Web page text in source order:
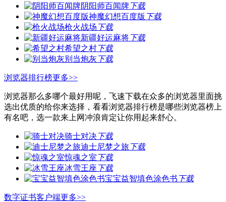
阴阳师百闻牌下载
神魔幻想百度版 下载
枪火战场 下载
新疆好运麻将下载
希望之村下载
别当炮灰 下载
浏览器排行榜更多>>
浏览器那么多哪个最好用呢，飞速下载在众多的浏览器里面挑
选出优质的给你来选择，看看浏览器排行榜是哪些浏览器榜上
有名吧，选一款来上网冲浪肯定让你用起来舒心。
骑士对决下载
迪士尼梦之旅 下载
惊魂之室 下载
冰雪王座 下载
宝宝益智填色涂色书 下载
数字证书客户端更多>>